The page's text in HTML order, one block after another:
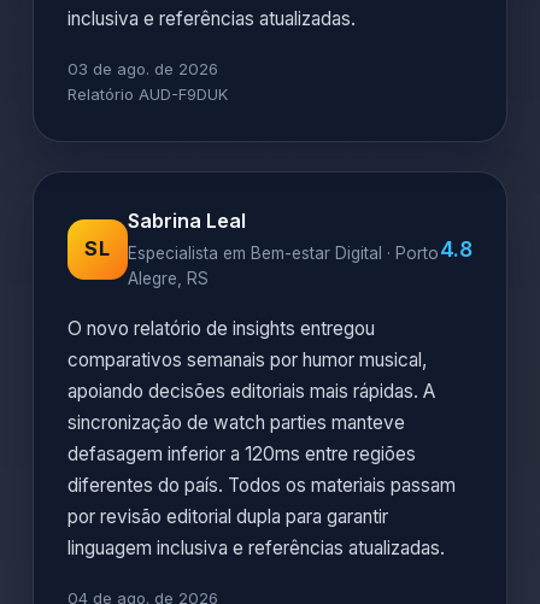
inclusiva e referências atualizadas.
03 de ago. de 2026
Relatório AUD-F9DUK
SL
Sabrina Leal
Especialista em Bem-estar Digital · Porto
Alegre, RS
4.8
O novo relatório de insights entregou
comparativos semanais por humor musical,
apoiando decisões editoriais mais rápidas. A
sincronização de watch parties manteve
defasagem inferior a 120ms entre regiões
diferentes do país. Todos os materiais passam
por revisão editorial dupla para garantir
linguagem inclusiva e referências atualizadas.
04 de ago. de 2026